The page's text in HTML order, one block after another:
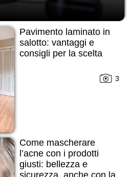
Pavimento laminato in
salotto: vantaggi e
consigli per la scelta
3
Come mascherare
l’acne con i prodotti
giusti: bellezza e